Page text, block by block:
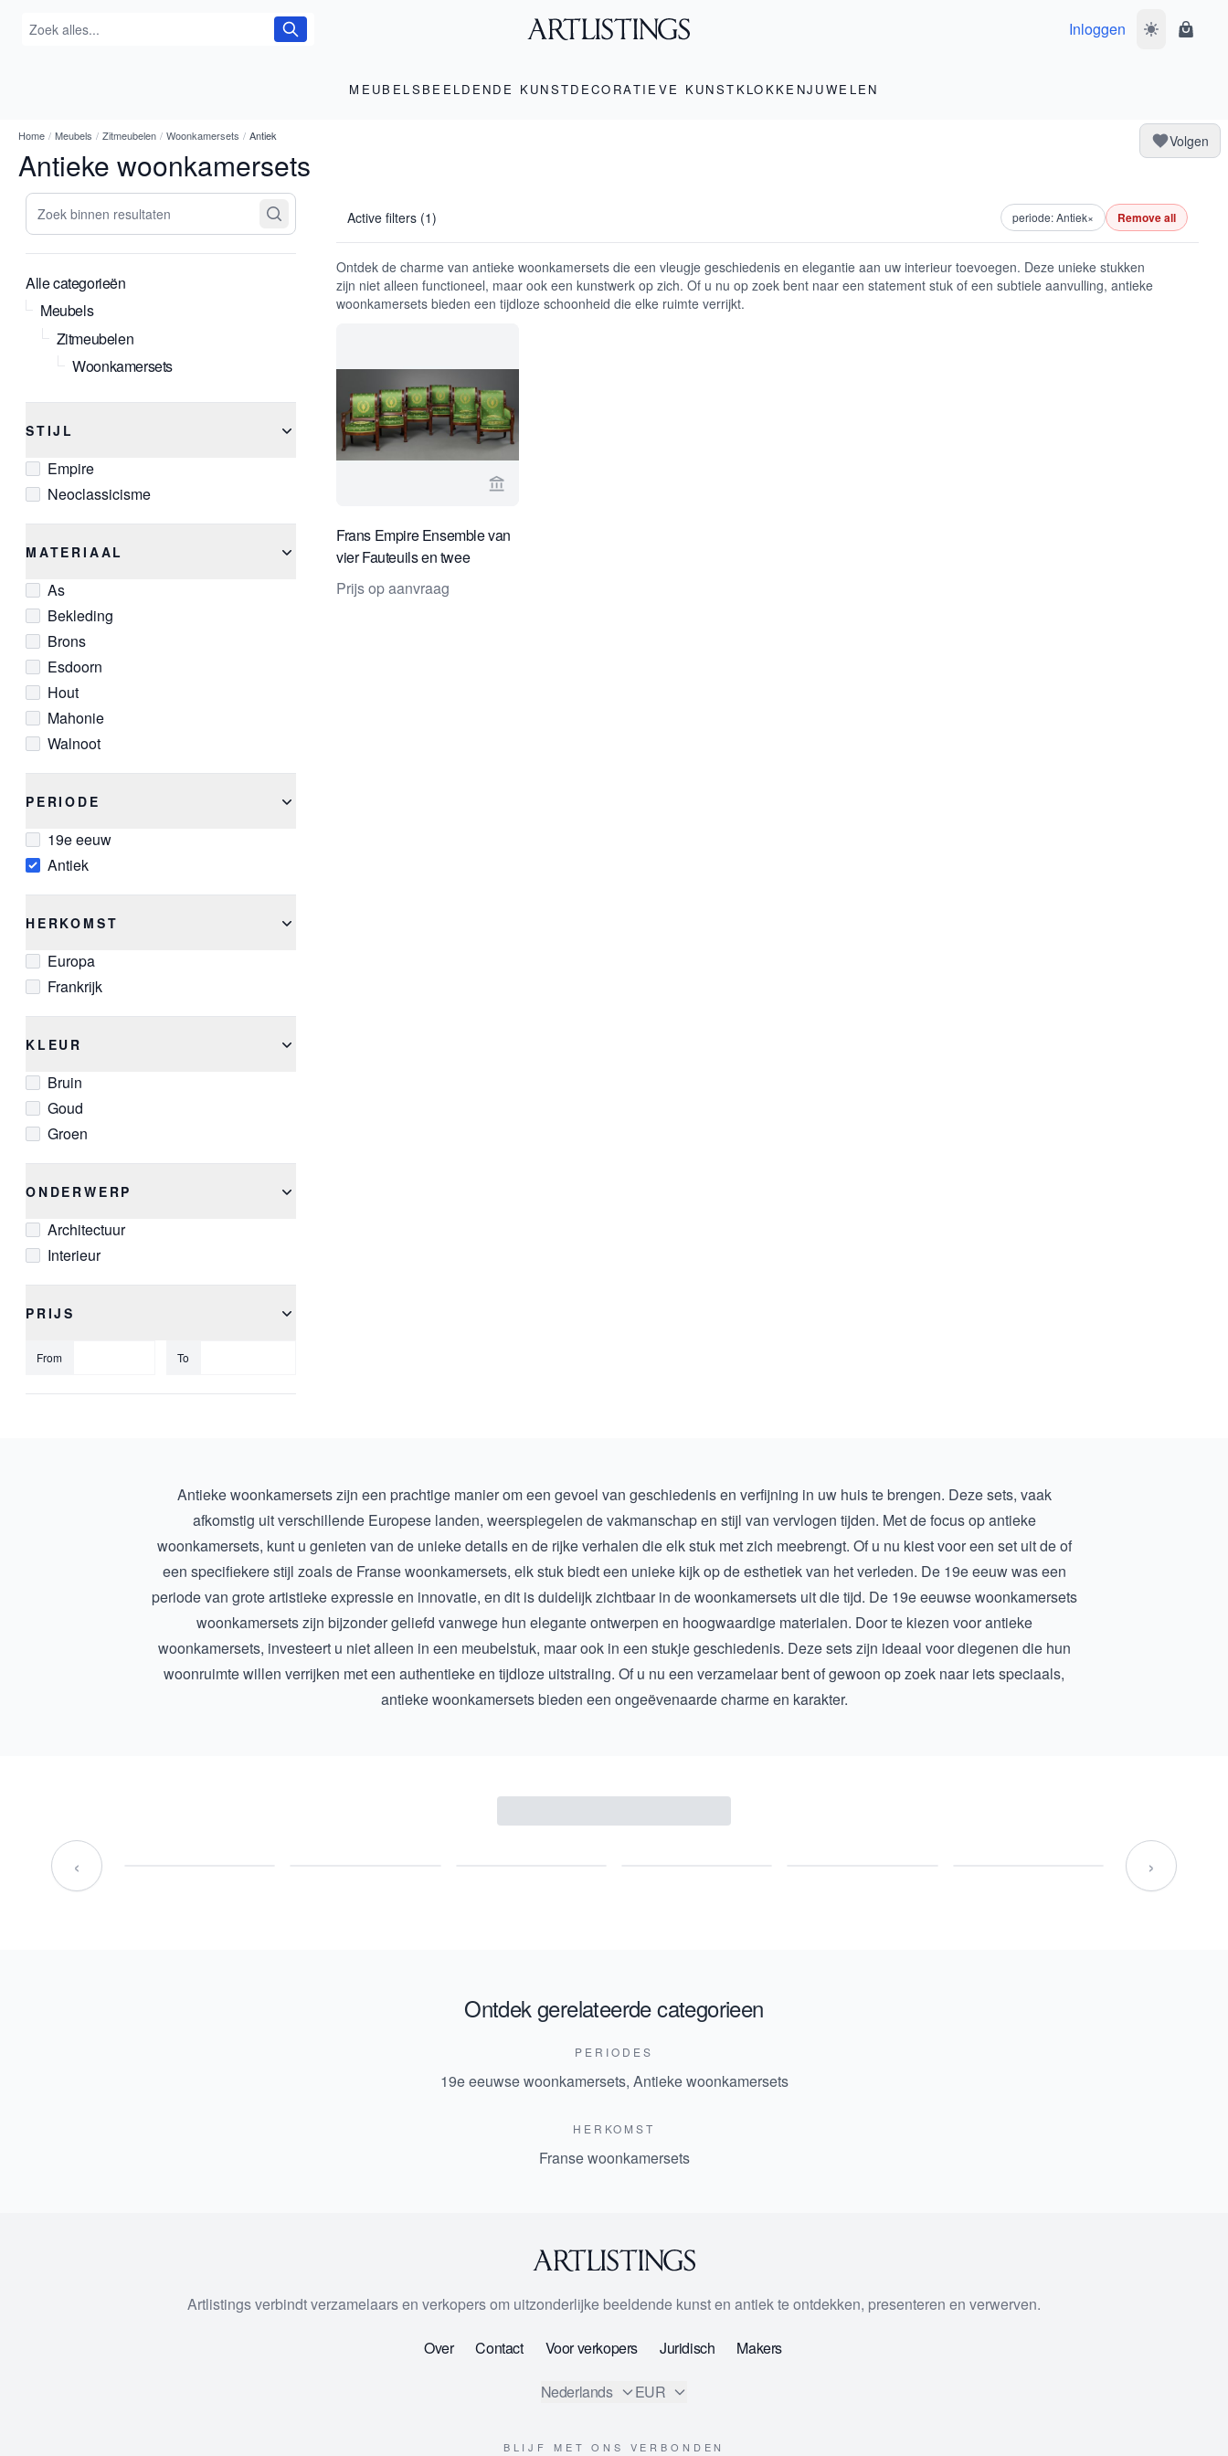
Inloggen Wissel
MEUBELS BEELDENDE KUNSTDECORATIEVE KUNST KLOKKENJUWELEN
Home / Meubels / Zitmeubelen / Woonkamersets / Antiek
Antieke woonkamersets
Volgen
Zoek binnen resultaten
Alle categorieën
Meubels
Zitmeubelen
Woonkamersets
STIJL
Empire
Neoclassicisme
MATERIAAL
As
Bekleding
Brons
Esdoorn
Hout
Mahonie
Walnoot
PERIODE
19e eeuw
Antiek
HERKOMST
Europa
Frankrijk
KLEUR
Bruin
Goud
Groen
ONDERWERP
Architectuur
Interieur
PRIJS
From To
Active filters (1) periode: Antiek× Remove all
Ontdek de charme van antieke woonkamersets die een vleugje geschiedenis en elegantie aan uw interieur toevoegen. Deze unieke stukken
zijn niet alleen functioneel, maar ook een kunstwerk op zich. Of u nu op zoek bent naar een statement stuk of een subtiele aanvulling, antieke
woonkamersets bieden een tijdloze schoonheid die elke ruimte verrijkt.
Bekijk verkoperspagina van Kollenburg Antiquairs BV
Frans Empire Ensemble van
vier Fauteuils en twee
Bergères, toegeschreven aan
F.H.G. Jacob-Desmalter
Prijs op aanvraag
Antieke woonkamersets zijn een prachtige manier om een gevoel van geschiedenis en verfijning in uw huis te brengen. Deze sets, vaak
afkomstig uit verschillende Europese landen, weerspiegelen de vakmanschap en stijl van vervlogen tijden. Met de focus op antieke
woonkamersets, kunt u genieten van de unieke details en de rijke verhalen die elk stuk met zich meebrengt. Of u nu kiest voor een set uit de of
een specifiekere stijl zoals de Franse woonkamersets, elk stuk biedt een unieke kijk op de esthetiek van het verleden. De 19e eeuw was een
periode van grote artistieke expressie en innovatie, en dit is duidelijk zichtbaar in de woonkamersets uit die tijd. De 19e eeuwse woonkamersets
woonkamersets zijn bijzonder geliefd vanwege hun elegante ontwerpen en hoogwaardige materialen. Door te kiezen voor antieke
woonkamersets, investeert u niet alleen in een meubelstuk, maar ook in een stukje geschiedenis. Deze sets zijn ideaal voor diegenen die hun
woonruimte willen verrijken met een authentieke en tijdloze uitstraling. Of u nu een verzamelaar bent of gewoon op zoek naar iets speciaals,
antieke woonkamersets bieden een ongeëvenaarde charme en karakter.
‹ ›
Ontdek gerelateerde categorieen
PERIODES
19e eeuwse woonkamersets, Antieke woonkamersets
HERKOMST
Franse woonkamersets
Artlistings verbindt verzamelaars en verkopers om uitzonderlijke beeldende kunst en antiek te ontdekken, presenteren en verwerven.
Over Contact Voor verkopers Juridisch Makers
Nederlands EUR
BLIJF MET ONS VERBONDEN